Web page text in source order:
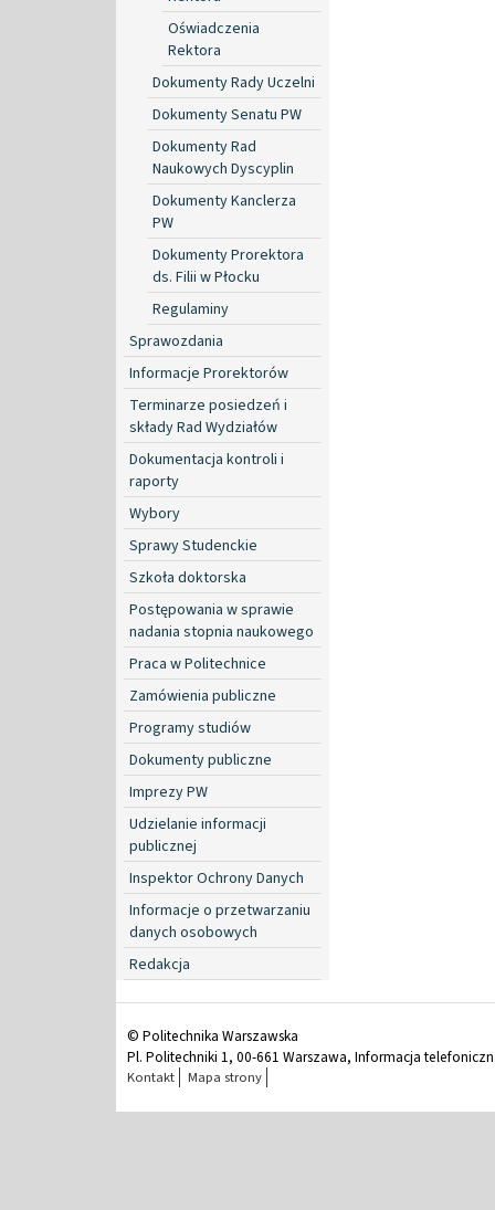
Oświadczenia
Rektora
Dokumenty Rady Uczelni
Dokumenty Senatu PW
Dokumenty Rad
Naukowych Dyscyplin
Dokumenty Kanclerza
PW
Dokumenty Prorektora
ds. Filii w Płocku
Regulaminy
Sprawozdania
Informacje Prorektorów
Terminarze posiedzeń i
składy Rad Wydziałów
Dokumentacja kontroli i
raporty
Wybory
Sprawy Studenckie
Szkoła doktorska
Postępowania w sprawie
nadania stopnia naukowego
Praca w Politechnice
Zamówienia publiczne
Programy studiów
Dokumenty publiczne
Imprezy PW
Udzielanie informacji
publicznej
Inspektor Ochrony Danych
Informacje o przetwarzaniu
danych osobowych
Redakcja
© Politechnika Warszawska
Pl. Politechniki 1, 00-661 Warszawa, Informacja
Kontakt Mapa strony